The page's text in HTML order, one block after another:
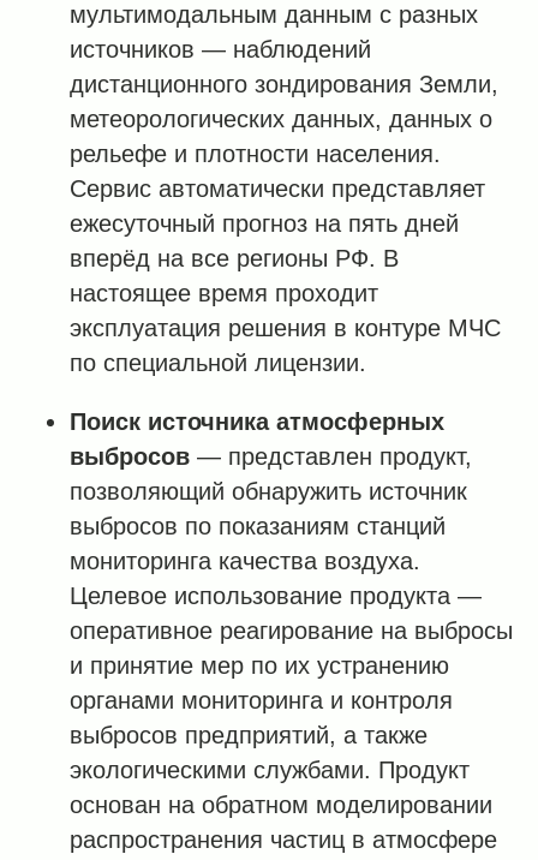
мультимодальным данным с разных
источников — наблюдений
дистанционного зондирования Земли,
метеорологических данных, данных о
рельефе и плотности населения.
Сервис автоматически представляет
ежесуточный прогноз на пять дней
вперёд на все регионы РФ. В
настоящее время проходит
эксплуатация решения в контуре МЧС
по специальной лицензии.
Поиск источника атмосферных
выбросов— представлен продукт,
позволяющий обнаружить источник
выбросов по показаниям станций
мониторинга качества воздуха.
Целевое использование продукта —
оперативное реагирование на выбросы
и принятие мер по их устранению
органами мониторинга и контроля
выбросов предприятий, а также
экологическими службами. Продукт
основан на обратном моделировании
распространения частиц в атмосфере